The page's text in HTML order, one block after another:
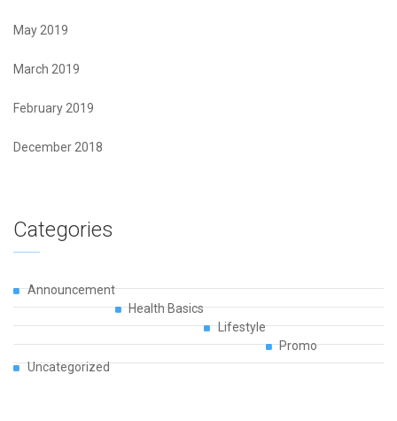
May 2019
March 2019
February 2019
December 2018
Categories
Announcement
Health Basics
Lifestyle
Promo
Uncategorized